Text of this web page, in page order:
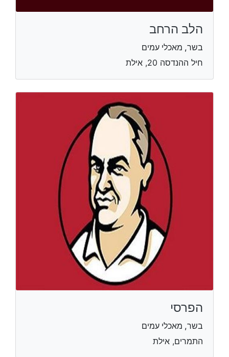
הלב הרחב
בשר, מאכלי עמים
חיל ההנדסה 20, אילת
הפרסי
בשר, מאכלי עמים
התמרים, אילת